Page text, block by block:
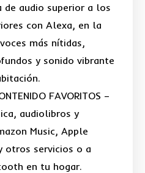
era:
S/249.00.
es:
S/200.00.
de audio superior a los
con Alexa, en la
más nítidas,
y sonido vibrante
FAVORITOS –
audiolibros y
Music, Apple
otros servicios o a
en tu hogar.